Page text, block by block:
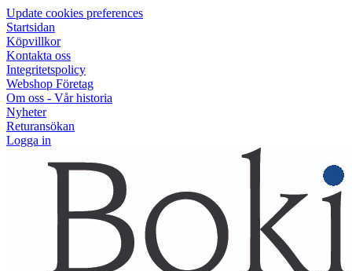
Update cookies preferences
Startsidan
Köpvillkor
Kontakta oss
Integritetspolicy
Webshop Företag
Om oss - Vår historia
Nyheter
Returansökan
Logga in